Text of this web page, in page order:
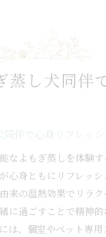
選ぶ愛知よもぎ蒸し犬
ぎ蒸し犬同伴の安心ポ
ぎ蒸しを楽しむコツ
蒸し犬同伴の快適な過
心するよもぎ蒸し環境の
リラックスするための工
ぎ蒸し犬同伴のコツを
な愛知よもぎ蒸し体験
蒸し犬同伴
同伴で心身リフレッ
なよもぎ蒸しを体験
心身ともにリフレッシ
来の温熱効果でリラ
に過ごすことで精神
は、個室やペット専